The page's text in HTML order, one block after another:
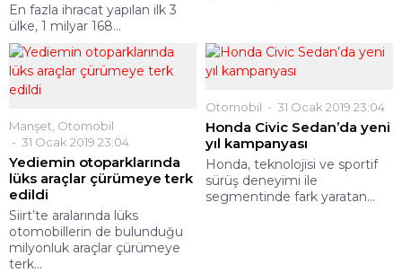
En fazla ihracat yapılan ilk 3
ülke, 1 milyar 168...
Manşet Otomobil
31 Ocak 2019 23:04
Yediemin otoparklarında
lüks araçlar çürümeye terk
edildi
Siirt’te aralarında lüks
otomobillerin de bulunduğu
milyonluk araçlar çürümeye
terk...
Otomobil 31 Ocak 2019 23:04
Honda Civic Sedan’da yeni
yıl kampanyası
Honda, teknolojisi ve sportif
sürüş deneyimi ile
segmentinde fark yaratan...